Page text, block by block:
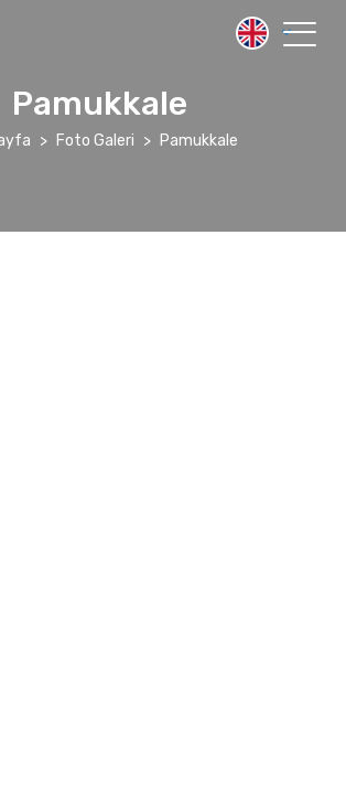
Pamukkale
Foto Galeri Pamukkale